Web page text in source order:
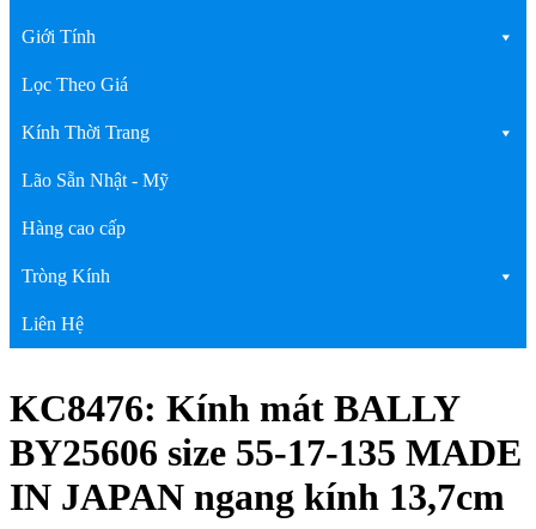
Giới Tính
Lọc Theo Giá
Kính Thời Trang
Lão Sẵn Nhật - Mỹ
Hàng cao cấp
Tròng Kính
Liên Hệ
KC8476: Kính mát BALLY
BY25606 size 55-17-135 MADE
IN JAPAN ngang kính 13,7cm